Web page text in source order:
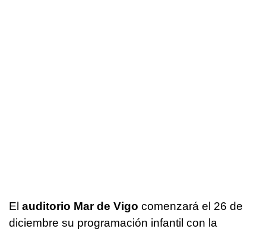
El auditorio Mar de Vigo comenzará el 26 de
diciembre su programación infantil con la